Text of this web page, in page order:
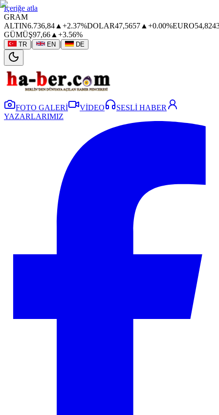
İçeriğe atla
GRAM
ALTIN6.736,84 ▲ +2.37%DOLAR47,5657 ▲ +0.00%EURO
GÜMÜŞ97,66 ▲ +3.56%
TR | EN | DE
FOTO GALERİ VİDEO
SESLİ HABER
YAZARLARIMIZ